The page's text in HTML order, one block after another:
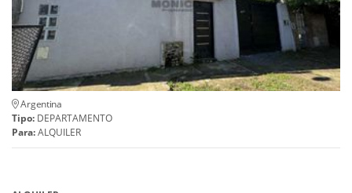
Argentina
Tipo: DEPARTAMENTO
Para:ALQUILER